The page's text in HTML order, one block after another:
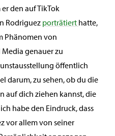
den auf TikTok
Rodriguez porträtiert hatte,
Phänomen von
genauer zu
öffentlich
darum, zu sehen, ob du die
auf dich ziehen kannst, die
habe den Eindruck, dass
vor allem von seiner